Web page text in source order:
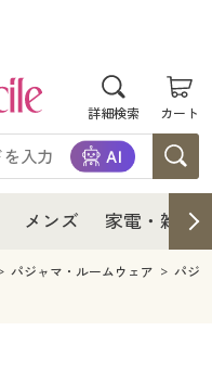
詳細検索 カート
メンズ 家電・雑貨
パジャマ・ルームウェア パジ